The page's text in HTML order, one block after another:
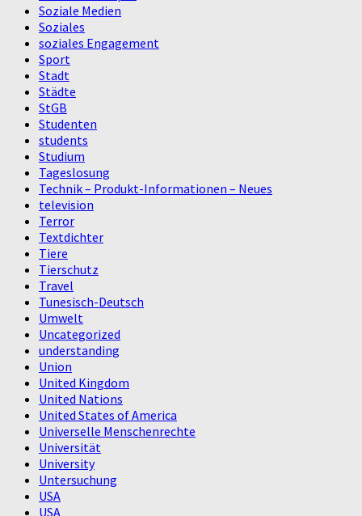
Soziale Medien
Soziales
soziales Engagement
Sport
Stadt
Städte
StGB
Studenten
students
Studium
Tageslosung
Technik – Produkt-Informationen – Neues
television
Terror
Textdichter
Tiere
Tierschutz
Travel
Tunesisch-Deutsch
Umwelt
Uncategorized
understanding
Union
United Kingdom
United Nations
United States of America
Universelle Menschenrechte
Universität
University
Untersuchung
USA
USA